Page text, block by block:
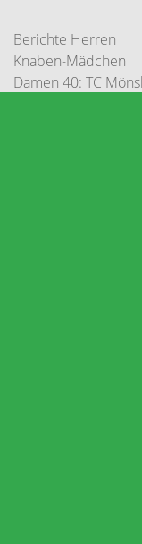
Berichte Herren
Knaben-Mädchen
Damen 40: TC